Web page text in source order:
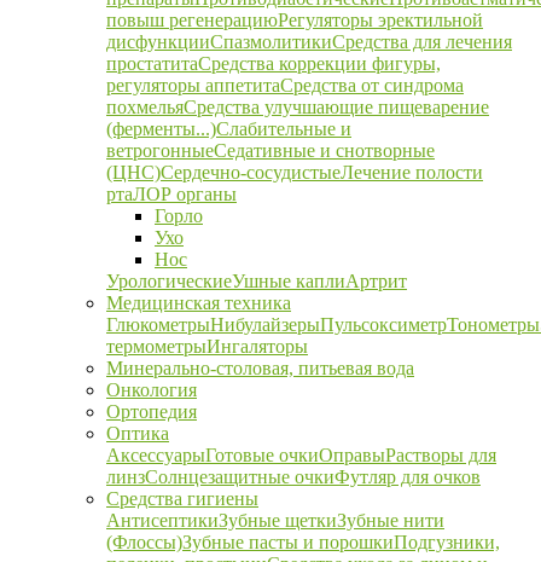
повыш регенерациюРегуляторы эректильной
дисфункцииСпазмолитикиСредства для лечения
простатитаСредства коррекции фигуры,
регуляторы аппетитаСредства от синдрома
похмельяСредства улучшающие пищеварение
(ферменты...)Слабительные и
ветрогонныеСедативные и снотворные
(ЦНС)Сердечно-сосудистыеЛечение полости
ртаЛОР органы
Горло
Ухо
Нос
УрологическиеУшные каплиАртрит
Медицинская техника
ГлюкометрыНибулайзерыПульсоксиметрТонометры
термометрыИнгаляторы
Минерально-столовая, питьевая вода
Онкология
Ортопедия
Оптика
АксессуарыГотовые очкиОправыРастворы для
линзСолнцезащитные очкиФутляр для очков
Средства гигиены
АнтисептикиЗубные щеткиЗубные нити
(Флоссы)Зубные пасты и порошкиПодгузники,